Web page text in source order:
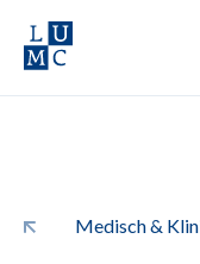
Medisch &